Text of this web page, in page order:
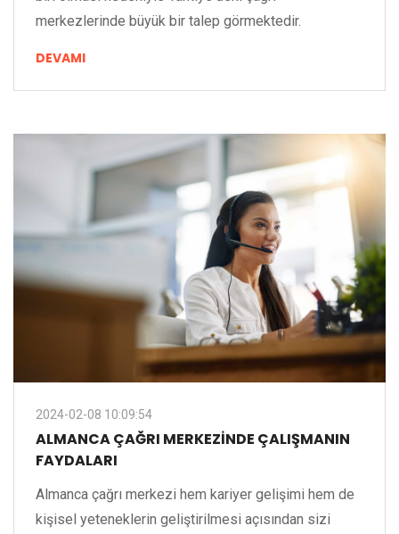
merkezlerinde büyük bir talep görmektedir.
DEVAMI
2024-02-08 10:09:54
ALMANCA ÇAĞRI MERKEZINDE ÇALIŞMANIN
FAYDALARI
Almanca çağrı merkezi hem kariyer gelişimi hem de
kişisel yeteneklerin geliştirilmesi açısından sizi